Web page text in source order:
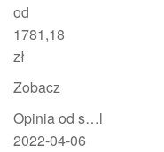
od
1781,18
zł
Zobacz
Opinia od s…l
2022-04-06